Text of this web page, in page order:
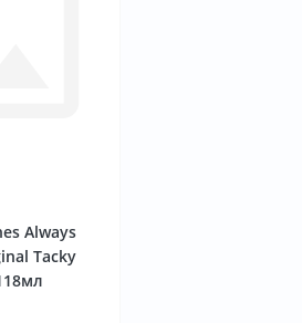
Always
Tacky